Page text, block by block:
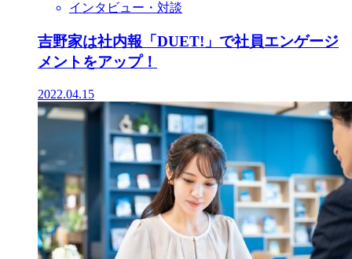
インタビュー・対談
吉野家は社内報「DUET!」で社員エンゲージ
メントをアップ！
2022.04.15